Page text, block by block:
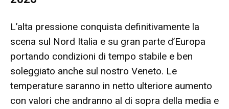
L’alta pressione conquista definitivamente la
scena sul Nord Italia e su gran parte d’Europa
portando condizioni di tempo stabile e ben
soleggiato anche sul nostro Veneto. Le
temperature saranno in netto ulteriore aumento
con valori che andranno al di sopra della media e